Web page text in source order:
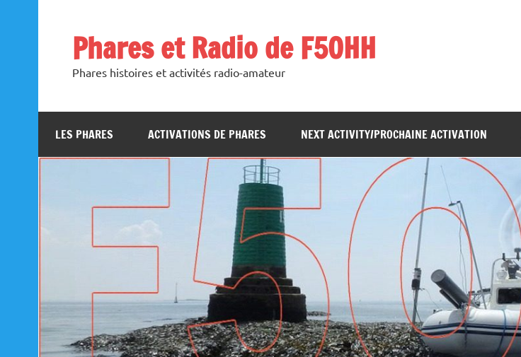
Phares et Radio de F5OHH
Phares histoires et activités radio-amateur
LES PHARES ACTIVATIONS DE PHARES NEXT ACTIVITY/PROCHAINE ACTIVATION